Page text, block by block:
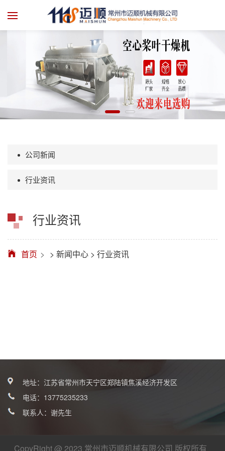
公司新闻
行业资讯
行业资讯
首页 > 新闻中心 > 行业资讯
地址：江苏省常州市天宁区郑陆镇焦溪经济开发区
电话： 13775235233
联系人：谢先生
CopyRight @ 2023 常州市迈顺机械有限公司 版权所有